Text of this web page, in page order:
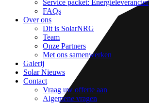
Service packet: Energieleverancier
FAQs
Over ons
Dit is SolarNRG
Team
Onze Partners
Met ons samenwerken
Galerij
Solar Nieuws
Contact
Vraag uw offerte aan
Algemene vragen